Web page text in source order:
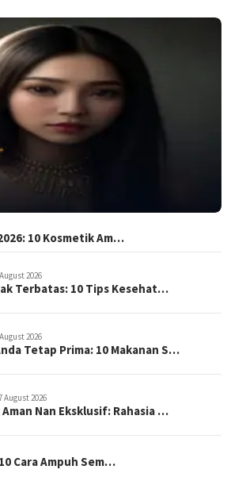
10 Kosmetik Am…
2026
Terbatas: 10 Tips Kesehat…
2026
Tetap Prima: 10 Makanan S…
August 2026
Nan Eksklusif: Rahasia …
Cara Ampuh Sem…